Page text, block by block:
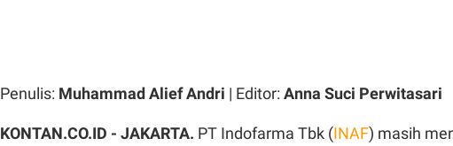
Penulis: Muhammad Alief Andri | Editor: Anna Suci Perwitasari
KONTAN.CO.ID - JAKARTA. PT Indofarma Tbk (INAF) masih